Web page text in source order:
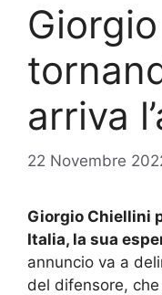
arriva
22 Novembre
Giorgio Chiellini
Italia, la sua
annuncio va a
del difensore,